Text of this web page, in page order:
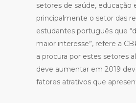
setores de saúde, educação
principalmente o setor das
estudantes português que
maior interesse”, refere a
a procura por estes setores
deve aumentar em 2019
fatores atrativos que